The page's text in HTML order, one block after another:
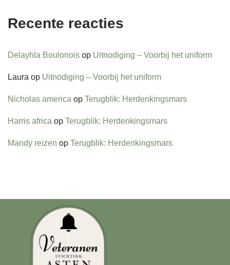
Recente reacties
Delayhla Boulonois op Uitnodiging – Voorbij het uniform
Laura op Uitnodiging – Voorbij het uniform
Nicholas america op Terugblik: Herdenkingsmars
Harris africa op Terugblik: Herdenkingsmars
Mandy reizen op Terugblik: Herdenkingsmars